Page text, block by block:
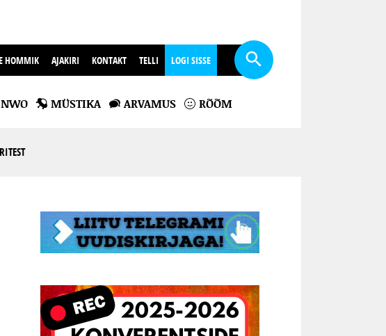
HOMMIK AJAKIRI KONTAKT TELLI LOGI SISSE
NWO MÜSTIKA ARVAMUS RÕÕM